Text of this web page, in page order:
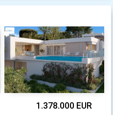
1.378.000 EUR